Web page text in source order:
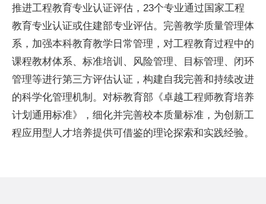
推进工程教育专业认证评估，23个专业通过 国家工程
教育专业认证或住建部专业评估。完善教学质量管理体
系，加强本科教育教学日常管理，对工程教育过程中的
课程教材体系、标准培训、风险管理、目标管理、闭环
管理等进行第三方评估认证，构建自我完善和持续改进
的科学化管理机制。对标教育部《卓越工程师教育培养
计划通用标准》，细化并完善校本质量标准，为创新工
程应用型人才培养提供可借鉴的理论探索和实践经验。